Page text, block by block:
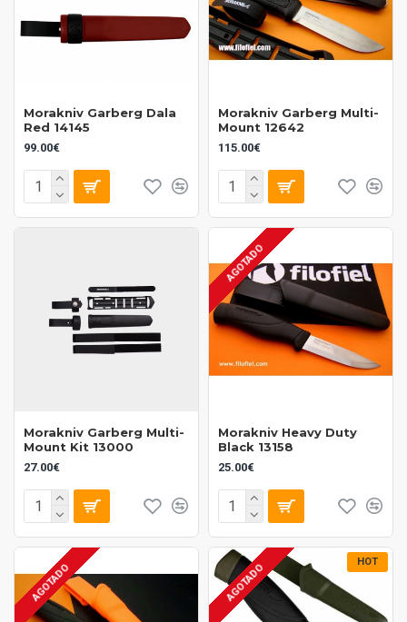
Morakniv Garberg Dala
Red 14145
99.00€
Morakniv Garberg Multi-
Mount 12642
115.00€
Morakniv Garberg Multi-
Mount Kit 13000
27.00€
AGOTADO
Morakniv Heavy Duty
Black 13158
25.00€
AGOTADO
HOT
AGOTADO